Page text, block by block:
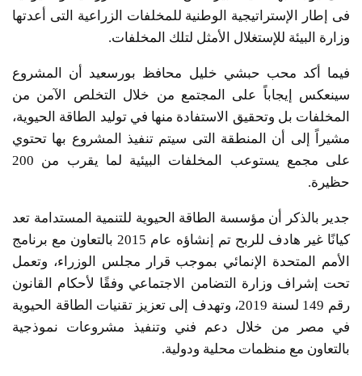
فى إطار الإستراتيجية الوطنية للمخلفات الزراعية التى أعدتها
وزارة البيئة للإستغلال الأمثل لتلك المخلفات.
فيما أكد محب حبشي خليل محافظ بورسعيد أن المشروع
سينعكس إيجاباً على المجتمع من خلال التخلص الآمن من
المخلفات بل وتحقيق الاستفادة منها في توليد الطاقة الحيوية،
مشيراً إلى أن المنطقة التى سيتم تنفيذ المشروع بها تحتوي
على مجمع يستوعب المخلفات البيئية لما يقرب من 200
حظيرة.
جدير بالذكر أن مؤسسة الطاقة الحيوية للتنمية المستدامة تعد
كيانًا غير هادف للربح تم إنشاؤه عام 2015 بالتعاون مع برنامج
الأمم المتحدة الإنمائي بموجب قرار مجلس الوزراء، وتعمل
تحت إشراف وزارة التضامن الاجتماعي وفقًا لأحكام القانون
رقم 149 لسنة 2019، وتهدف إلى تعزيز تقنيات الطاقة الحيوية
في مصر من خلال دعم فني وتنفيذ مشروعات نموذجية
بالتعاون مع منظمات محلية ودولية.